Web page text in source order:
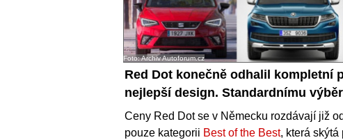
Foto: Archiv Autoforum.cz
Red Dot konečně odhalil kompletní
nejlepší design. Standardnímu
Ceny Red Dot se v Německu rozdávají již
pouze kategorii Best of the Best, která